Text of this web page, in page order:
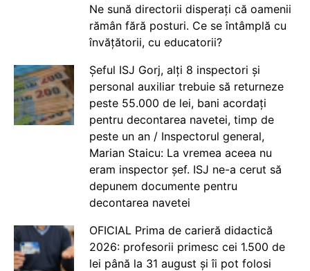
Ne sună directorii disperați că oamenii
rămân fără posturi. Ce se întâmplă cu
învățătorii, cu educatorii?
Șeful ISJ Gorj, alți 8 inspectori și
personal auxiliar trebuie să returneze
peste 55.000 de lei, bani acordați
pentru decontarea navetei, timp de
peste un an / Inspectorul general,
Marian Staicu: La vremea aceea nu
eram inspector șef. ISJ ne-a cerut să
depunem documente pentru
decontarea navetei
OFICIAL Prima de carieră didactică
2026: profesorii primesc cei 1.500 de
lei până la 31 august și îi pot folosi